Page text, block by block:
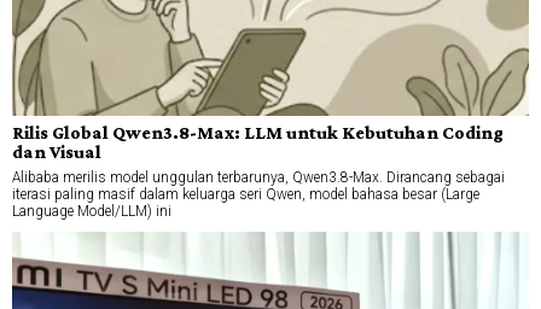
Rilis Global Qwen3.8-Max: LLM untuk Kebutuhan Coding
dan Visual
Alibaba merilis model unggulan terbarunya, Qwen3.8-Max. Dirancang sebagai
iterasi paling masif dalam keluarga seri Qwen, model bahasa besar (Large
Language Model/LLM) ini